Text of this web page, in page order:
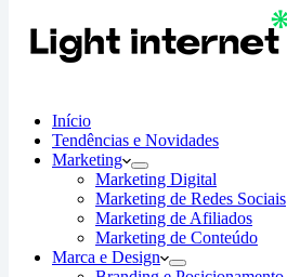
Início
Tendências e Novidades
Marketing
Marketing Digital
Marketing de Redes Sociais
Marketing de Afiliados
Marketing de Conteúdo
Marca e Design